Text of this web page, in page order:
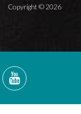
Copyright © 2026